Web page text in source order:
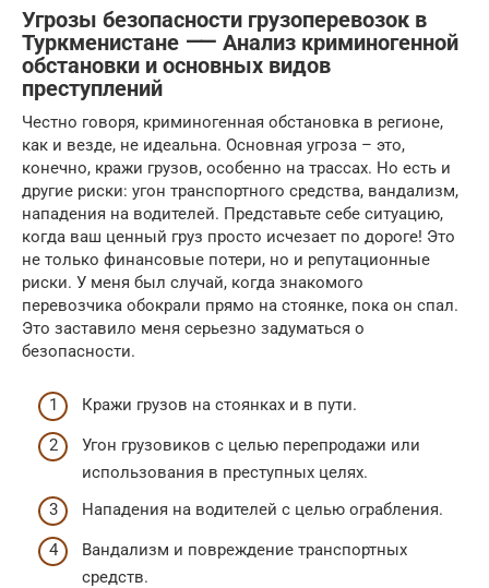
Угрозы безопасности грузоперевозок в
Туркменистане ⸺ Анализ криминогенной
обстановки и основных видов
преступлений
Честно говоря, криминогенная обстановка в регионе,
как и везде, не идеальна. Основная угроза – это,
конечно, кражи грузов, особенно на трассах. Но есть и
другие риски: угон транспортного средства, вандализм,
нападения на водителей. Представьте себе ситуацию,
когда ваш ценный груз просто исчезает по дороге! Это
не только финансовые потери, но и репутационные
риски. У меня был случай, когда знакомого
перевозчика обокрали прямо на стоянке, пока он спал.
Это заставило меня серьезно задуматься о
безопасности.
Кражи грузов на стоянках и в пути.
Угон грузовиков с целью перепродажи или
использования в преступных целях.
Нападения на водителей с целью ограбления.
Вандализм и повреждение транспортных
средств.